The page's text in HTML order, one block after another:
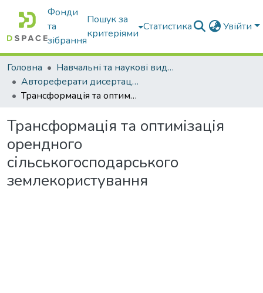
Фонди
та
зібрання
Пошук за
критеріями
Статистика Увійти
Головна
Навчальні та наукові видання
Автореферати дисертацій та дисертації
Трансформація та оптимізація орендного сільськогосподарського землекористування
Трансформація та оптимізація
орендного
сільськогосподарського
землекористування